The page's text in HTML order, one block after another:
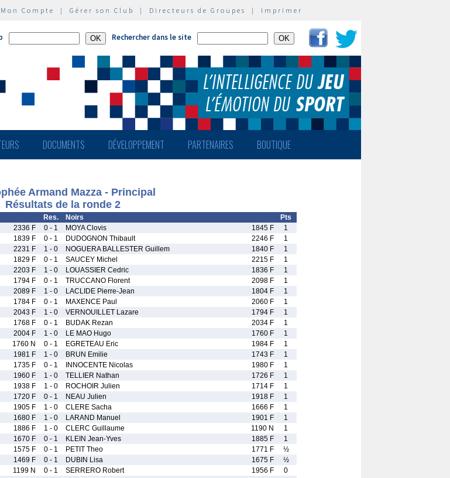
Mon Compte | Gérer son Club | Directeurs de Groupes | Imprimer
Rechercher dans le site
DOCUMENTS DÉVELOPPEMENT PARTENAIRES BOUTIQUE
Armand Mazza - Principal
Résultats de la ronde 2
Res. Noirs
Pts
2336 F 0 - 1 MOYA Clovis 1845 F
1
1839 F 0 - 1 DUDOGNON Thibault 2246 F
1
2231 F 1 - 0 NOGUERA BALLESTER Guillem 1840 F
1
1829 F 0 - 1 SAUCEY Michel 2215 F
1
2203 F 1 - 0 LOUASSIER Cedric 1836 F
1
1794 F 0 - 1 TRUCCANO Florent 2098 F
1
2089 F 1 - 0 LACLIDE Pierre-Jean 1804 F
1
1784 F 0 - 1 MAXENCE Paul 2060 F
1
2043 F 1 - 0 VERNOUILLET Lazare 1794 F
1
1768 F 0 - 1 BUDAK Rezan 2034 F
1
2004 F 1 - 0 LE MAO Hugo 1760 F
1
1760 N 0 - 1 EGRETEAU Eric 1984 F
1
1981 F 1 - 0 BRUN Emilie 1743 F
1
1735 F 0 - 1 INNOCENTE Nicolas 1980 F
1
1960 F 1 - 0 TELLIER Nathan 1726 F
1
1938 F 1 - 0 ROCHOIR Julien 1714 F
1
1720 F 0 - 1 NEAU Julien 1918 F
1
1905 F 1 - 0 CLERE Sacha 1666 F
1
1680 F 1 - 0 LARAND Manuel 1901 F
1
1886 F 1 - 0 CLERC Guillaume 1190 N
1
1670 F 0 - 1 KLEIN Jean-Yves 1885 F
1
1575 F 0 - 1 PETIT Theo 1771 F
½
1469 F 0 - 1 DUBIN Lisa 1675 F
½
1199 N 0 - 1 SERRERO Robert 1956 F
0